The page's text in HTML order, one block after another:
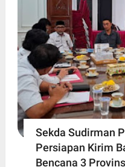
Sekda Sudirman
Persiapan Kirim
Bencana 3